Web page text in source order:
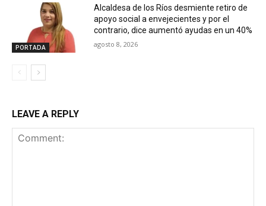
PORTADA
Alcaldesa de los Ríos desmiente retiro de
apoyo social a envejecientes y por el
contrario, dice aumentó ayudas en un 40%
agosto 8, 2026
LEAVE A REPLY